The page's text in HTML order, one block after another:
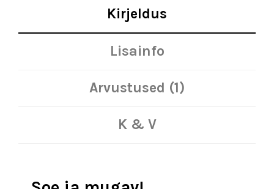
Kirjeldus
Lisainfo
Arvustused (1)
K & V